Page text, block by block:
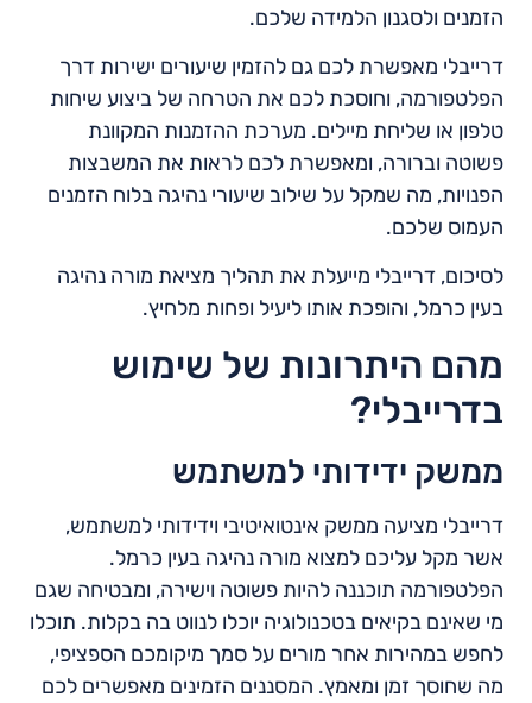
הזמנים ולסגנון הלמידה שלכם.
דרייבלי מאפשרת לכם גם להזמין שיעורים ישירות דרך
הפלטפורמה, וחוסכת לכם את הטרחה של ביצוע שיחות
טלפון או שליחת מיילים. מערכת ההזמנות המקוונת
פשוטה וברורה, ומאפשרת לכם לראות את המשבצות
הפנויות, מה שמקל על שילוב שיעורי נהיגה בלוח הזמנים
העמוס שלכם.
לסיכום, דרייבלי מייעלת את תהליך מציאת מורה נהיגה
בעין כרמל, והופכת אותו ליעיל ופחות מלחיץ.
מהם היתרונות של שימוש
בדרייבלי?
ממשק ידידותי למשתמש
דרייבלי מציעה ממשק אינטואיטיבי וידידותי למשתמש,
אשר מקל עליכם למצוא מורה נהיגה בעין כרמל.
הפלטפורמה תוכננה להיות פשוטה וישירה, ומבטיחה שגם
מי שאינם בקיאים בטכנולוגיה יוכלו לנווט בה בקלות. תוכלו
לחפש במהירות אחר מורים על סמך מיקומכם הספציפי,
מה שחוסך זמן ומאמץ. המסננים הזמינים מאפשרים לכם